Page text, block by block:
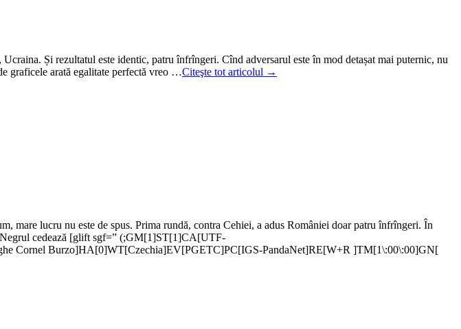
Și rezultatul este identic, patru înfrîngeri. Cînd adversarul este în mod detașat mai puternic, nu
graficele arată egalitate perfectă vreo …Citeşte tot articolul →
mare lucru nu este de spus. Prima rundă, contra Cehiei, a adus României doar patru înfrîngeri. În
Negrul cedează [glift sgf=” (;GM[1]ST[1]CA[UTF-
Cornel Burzo]HA[0]WT[Czechia]EV[PGETC]PC[IGS-PandaNet]RE[W+R ]TM[1\:00\:00]GN[